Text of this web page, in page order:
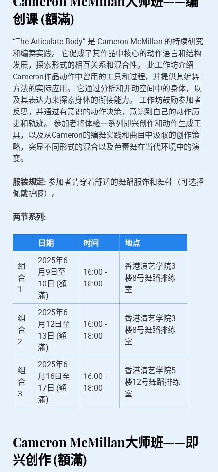
创课 (額滿)
“The Articulate Body” 是 Cameron McMillan 的持续研究
和编舞实践。 它促成了其作品中核心的动作语言和结构
发展，探索形式的相互关系和混合性。 此工作坊介绍
Cameron作品动作中曾用的工具和过程，并提供其编舞
方法的实际应用。 它通过分析和开动空间中的身体，以
及其表达力来探索身体的衔接能力。 工作坊鼓励参加者
反思，并通过有意识的动作决策，意识到自己的动作历
史和轨迹。 参加者将体验一系列即兴创作和动作生成工
具，以及从Cameron的编舞实践和曲目中汲取的创作策
略，突显不同形式的混合以及芭蕾舞在当代环境中的演
变。
服装规定: 参加者请穿着舒适的舞蹈服饰和舞鞋（可选择
佩戴护膝）。
两节系列:
日期 时间 地点
组
合
1
2025年6
月9日至
10日 (額
滿)
16:00 -
18:00
香港演艺学院3
楼8号舞蹈排练
室
组
合
2
2025年6
月12日至
13日 (額
滿)
16:00 -
18:00
香港演艺学院3
楼8号舞蹈排练
室
组
合
3
2025年6
月16日至
17日 (額
滿)
16:00 -
18:00
香港演艺学院5
楼12号舞蹈排练
室
Cameron McMillan大师班——即
兴创作 (額滿)